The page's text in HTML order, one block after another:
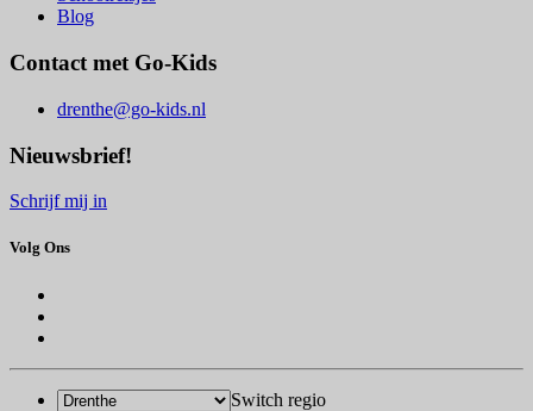
Blog
Contact met Go-Kids
drenthe@go-kids.nl
Nieuwsbrief!
Schrijf mij in
Volg Ons
Switch regio